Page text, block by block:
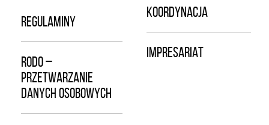
REGULAMINY
RODO –
PRZETWARZANIE
DANYCH OSOBOWYCH
KOORDYNACJA
IMPRESARIAT